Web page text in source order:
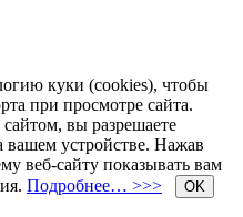
куки (cookies), чтобы
при просмотре сайта.
вы разрешаете
вашем устройстве. Нажав
веб-сайту показывать вам
Подробнее… >>> OK